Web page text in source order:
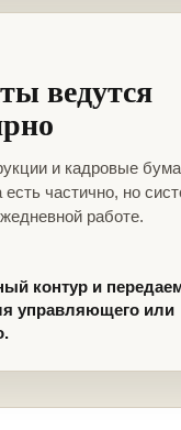
ведутся
и кадровые
есть частично, но
работе.
контур и
управляющего или